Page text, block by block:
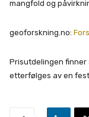
mangfold og
geoforskning.no:
Prisutdelingen finner
etterfølges av en